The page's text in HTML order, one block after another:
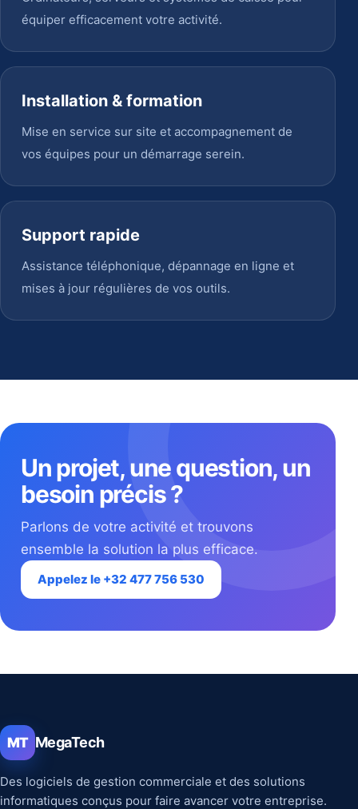
équiper efficacement votre activité.
Installation & formation
Mise en service sur site et accompagnement de
vos équipes pour un démarrage serein.
Support rapide
Assistance téléphonique, dépannage en ligne et
mises à jour régulières de vos outils.
Un projet, une question, un
besoin précis ?
Parlons de votre activité et trouvons
ensemble la solution la plus efficace.
Appelez le +32 477 756 530
MT MegaTech
Des logiciels de gestion commerciale et des solutions
informatiques conçus pour faire avancer votre entreprise.